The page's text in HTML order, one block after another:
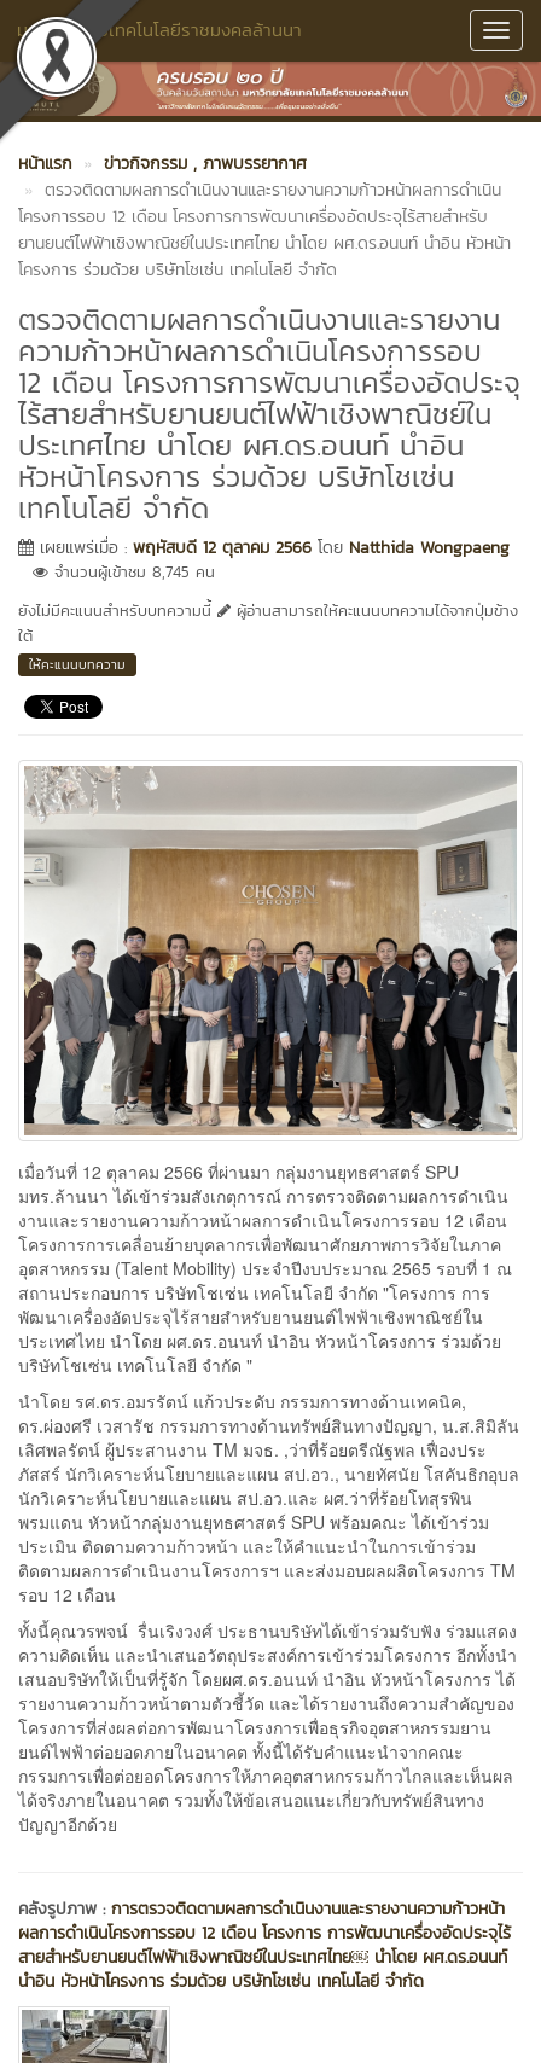
มหาวิทยาลัยเทคโนโลยีราชมงคลล้านนา
หน้าแรก ข่าวกิจกรรม , ภาพบรรยากาศ
ตรวจติดตามผลการดำเนินงานและรายงานความก้าวหน้าผลการดำเนิน
โครงการรอบ 12 เดือน โครงการการพัฒนาเครื่องอัดประจุไร้สายสำหรับ
ยานยนต์ไฟฟ้าเชิงพาณิชย์ในประเทศไทย นำโดย ผศ.ดร.อนนท์ นำอิน หัวหน้า
โครงการ ร่วมด้วย บริษัทโชเซ่น เทคโนโลยี จำกัด
ตรวจติดตามผลการดำเนินงานและรายงาน
ความก้าวหน้าผลการดำเนินโครงการรอบ
12 เดือน โครงการการพัฒนาเครื่องอัดประจุ
ไร้สายสำหรับยานยนต์ไฟฟ้าเชิงพาณิชย์ใน
ประเทศไทย นำโดย ผศ.ดร.อนนท์ นำอิน
หัวหน้าโครงการ ร่วมด้วย บริษัทโชเซ่น
เทคโนโลยี จำกัด
เผยแพร่เมื่อ : พฤหัสบดี 12 ตุลาคม 2566 โดย Natthida Wongpaeng
จำนวนผู้เข้าชม 8,745 คน
ยังไม่มีคะแนนสำหรับบทความนี้
ผู้อ่านสามารถให้คะแนนบทความได้จากปุ่มข้าง
ใต้
ให้คะแนนบทความ
เมื่อวันที่ 12 ตุลาคม 2566 ที่ผ่านมา กลุ่มงานยุทธศาสตร์ SPU
มทร.ล้านนา ได้เข้าร่วมสังเกตุการณ์ การตรวจติดตามผลการดำเนิน
งานและรายงานความก้าวหน้าผลการดำเนินโครงการรอบ 12 เดือน
โครงการการเคลื่อนย้ายบุคลากรเพื่อพัฒนาศักยภาพการวิจัยในภาค
อุตสาหกรรม (Talent Mobility) ประจำปีงบประมาณ 2565 รอบที่ 1 ณ
สถานประกอบการ บริษัทโชเซ่น เทคโนโลยี จำกัด "โครงการ การ
พัฒนาเครื่องอัดประจุไร้สายสำหรับยานยนต์ไฟฟ้าเชิงพาณิชย์ใน
ประเทศไทย นำโดย ผศ.ดร.อนนท์ นำอิน หัวหน้าโครงการ ร่วมด้วย
บริษัทโชเซ่น เทคโนโลยี จำกัด "
นำโดย รศ.ดร.อมรรัตน์ แก้วประดับ กรรมการทางด้านเทคนิค,
ดร.ผ่องศรี เวสารัช กรรมการทางด้านทรัพย์สินทางปัญญา, น.ส.สิมิลัน
เลิศพลรัตน์ ผู้ประสานงาน TM มจธ. ,ว่าที่ร้อยตรีณัฐพล เฟื่องประ
ภัสสร์ นักวิเคราะห์นโยบายและแผน สป.อว., นายทัศนัย โสคันธิกอุบล
นักวิเคราะห์นโยบายและแผน สป.อว.และ ผศ.ว่าที่ร้อยโทสุรพิน
พรมแดน หัวหน้ากลุ่มงานยุทธศาสตร์ SPU พร้อมคณะ ได้เข้าร่วม
ประเมิน ติดตามความก้าวหน้า และให้คำแนะนำในการเข้าร่วม
ติดตามผลการดำเนินงานโครงการฯ และส่งมอบผลผลิตโครงการ TM
รอบ 12 เดือน
ทั้งนี้คุณวรพจน์ รื่นเริงวงศ์ ประธานบริษัทได้เข้าร่วมรับฟัง ร่วมแสดง
ความคิดเห็น และนำเสนอวัตถุประสงค์การเข้าร่วมโครงการ อีกทั้งนำ
เสนอบริษัทให้เป็นที่รู้จัก โดยผศ.ดร.อนนท์ นำอิน หัวหน้าโครงการ ได้
รายงานความก้าวหน้าตามตัวชี้วัด และได้รายงานถึงความสำคัญของ
โครงการที่ส่งผลต่อการพัฒนาโครงการเพื่อธุรกิจอุตสาหกรรมยาน
ยนต์ไฟฟ้าต่อยอดภายในอนาคต ทั้งนี้ได้รับคำแนะนำจากคณะ
กรรมการเพื่อต่อยอดโครงการให้ภาคอุตสาหกรรมก้าวไกลและเห็นผล
ได้จริงภายในอนาคต รวมทั้งให้ข้อเสนอแนะเกี่ยวกับทรัพย์สินทาง
ปัญญาอีกด้วย
คลังรูปภาพ :การตรวจติดตามผลการดำเนินงานและรายงานความก้าวหน้า
ผลการดำเนินโครงการรอบ 12 เดือน โครงการ การพัฒนาเครื่องอัดประจุไร้
สายสำหรับยานยนต์ไฟฟ้าเชิงพาณิชย์ในประเทศไทย￼ นำโดย ผศ.ดร.อนนท์
นำอิน หัวหน้าโครงการ ร่วมด้วย บริษัทโชเซ่น เทคโนโลยี จำกัด